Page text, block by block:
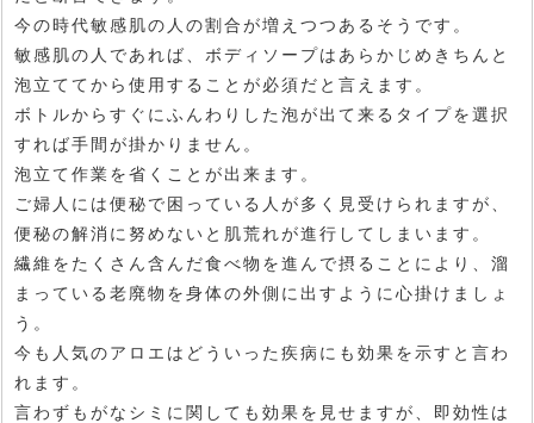
今の時代敏感肌の人の割合が増えつつあるそうです。
敏感肌の人であれば、ボディソープはあらかじめきちんと
泡立ててから使用することが必須だと言えます。
ボトルからすぐにふんわりした泡が出て来るタイプを選択
すれば手間が掛かりません。
泡立て作業を省くことが出来ます。
ご婦人には便秘で困っている人が多く見受けられますが、
便秘の解消に努めないと肌荒れが進行してしまいます。
繊維をたくさん含んだ食べ物を進んで摂ることにより、溜
まっている老廃物を身体の外側に出すように心掛けましょ
う。
今も人気のアロエはどういった疾病にも効果を示すと言わ
れます。
言わずもがなシミに関しても効果を見せますが、即効性は